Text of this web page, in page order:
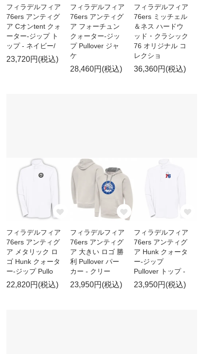
フィラデルフィア
76ers アンティグ
ア Cオンtent クォ
ーター-ジップ ト
ップ - ネイビー/
23,720円(税込)
フィラデルフィア
76ers アンティグ
ア フォーチュン
クォーター-ジッ
プ Pullover ジャ
ケ
28,460円(税込)
フィラデルフィア
76ers ミッチェル
＆ネス ハードウ
ッド・クラシック
76 オリジナル コ
レクショ
36,360円(税込)
フィラデルフィア
76ers アンティグ
ア メタリック ロ
ゴ Hunk クォータ
ー-ジップ Pullo
22,820円(税込)
フィラデルフィア
76ers アンティグ
ア 大きい ロゴ 勝
利 Pullover パー
カー - クリー
23,950円(税込)
フィラデルフィア
76ers アンティグ
ア Hunk クォータ
ー-ジップ
Pullover トップ -
23,950円(税込)